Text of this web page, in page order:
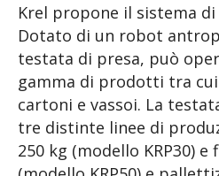
Krel propone il sistema di
Dotato di un robot
testata di presa, può
gamma di prodotti tra
cartoni e vassoi. La
tre distinte linee di
250 kg (modello KRP30) e